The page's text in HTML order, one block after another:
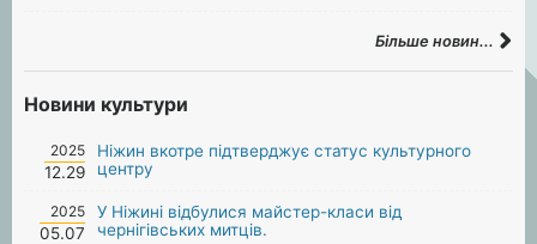
Більше новин...
Новини культури
2025
12.29
Ніжин вкотре підтверджує статус культурного
центру
2025
05.07
У Ніжині відбулися майстер-класи від
чернігівських митців.